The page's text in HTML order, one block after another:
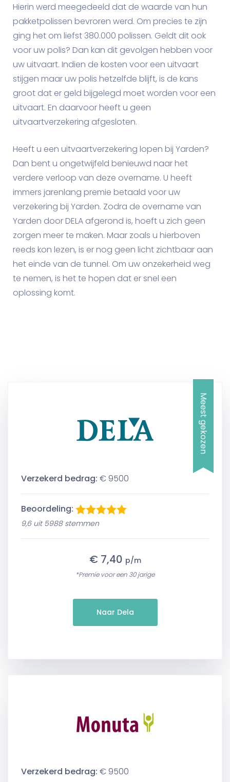
Hierin werd meegedeeld dat de waarde van hun
pakketpolissen bevroren werd. Om precies te zijn
ging het om liefst 380.000 polissen. Geldt dit ook
voor uw polis? Dan kan dit gevolgen hebben voor
uw uitvaart. Indien de kosten voor een uitvaart
stijgen maar uw polis hetzelfde blijft, is de kans
groot dat er geld bijgelegd moet worden voor een
uitvaart. En daarvoor heeft u geen
uitvaartverzekering afgesloten.
Heeft u een uitvaartverzekering lopen bij Yarden?
Dan bent u ongetwijfeld benieuwd naar het
verdere verloop van deze overname. U heeft
immers jarenlang premie betaald voor uw
verzekering bij Yarden. Zodra de overname van
Yarden door DELA afgerond is, hoeft u zich geen
zorgen meer te maken. Maar zoals u hierboven
reeds kon lezen, is er nog geen licht zichtbaar aan
het einde van de tunnel. Om uw onzekerheid weg
te nemen, is het te hopen dat er snel een
oplossing komt.
Meest gekozen
Verzekerd bedrag: € 9500
Beoordeling:
9,6 uit 5988 stemmen
€ 7,40 p/m
*Premie voor een 30 jarige
Naar Dela
Verzekerd bedrag: € 9500